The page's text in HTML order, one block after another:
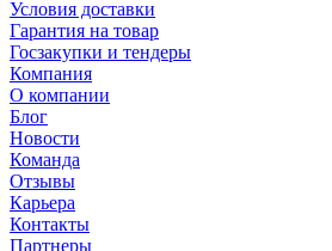
Условия доставки
Гарантия на товар
Госзакупки и тендеры
Компания
О компании
Блог
Новости
Команда
Отзывы
Карьера
Контакты
Партнеры